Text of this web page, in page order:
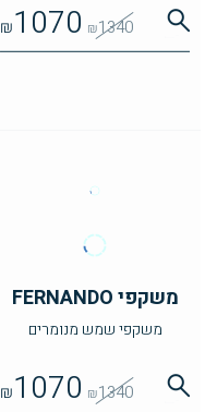
₪1340
₪1070
משקפי FERNANDO
משקפי שמש מנומרים
₪1340
₪1070